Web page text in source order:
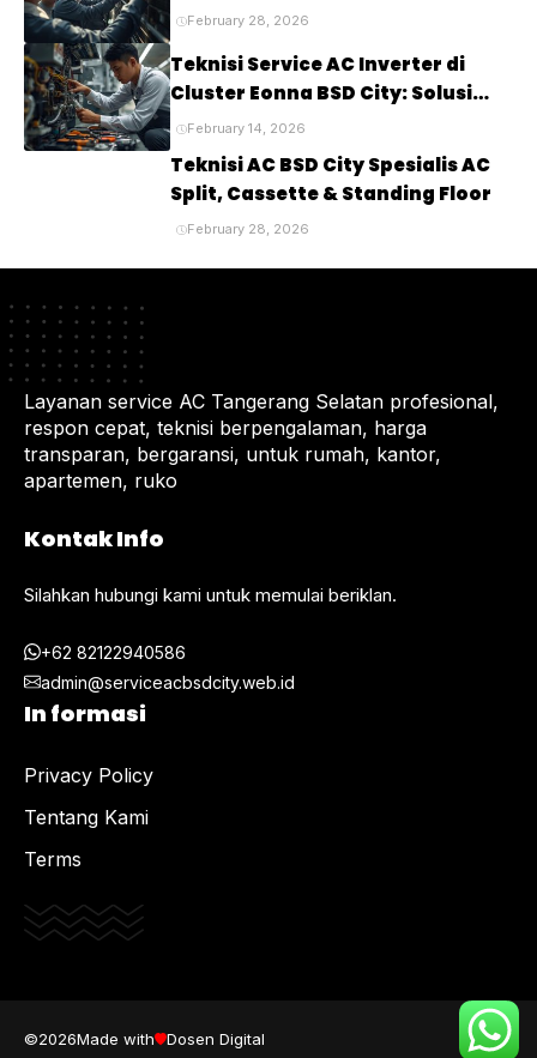
Cluster Elite
February 28, 2026
Teknisi Service AC Inverter di
Cluster Eonna BSD City: Solusi
Tepat untuk Kenyamanan Rumah
Anda
February 14, 2026
Teknisi AC BSD City Spesialis AC
Split, Cassette & Standing Floor
February 28, 2026
Layanan service AC Tangerang Selatan profesional,
respon cepat, teknisi berpengalaman, harga
transparan, bergaransi, untuk rumah, kantor,
apartemen, ruko
Kontak Info
Silahkan hubungi kami untuk memulai beriklan.
+62 82122940586
admin@serviceacbsdcity.web.id
In formasi
Privacy Policy
Tentang Kami
Terms
©2026Made with Dosen Digital